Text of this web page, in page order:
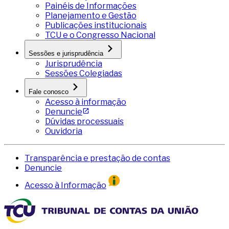
Painéis de Informações
Planejamento e Gestão
Publicações institucionais
TCU e o Congresso Nacional
Sessões e jurisprudência
Jurisprudência
Sessões Colegiadas
Fale conosco
Acesso à informação
Denuncie
Dúvidas processuais
Ouvidoria
Transparência e prestação de contas
Denuncie
Acesso à Informação